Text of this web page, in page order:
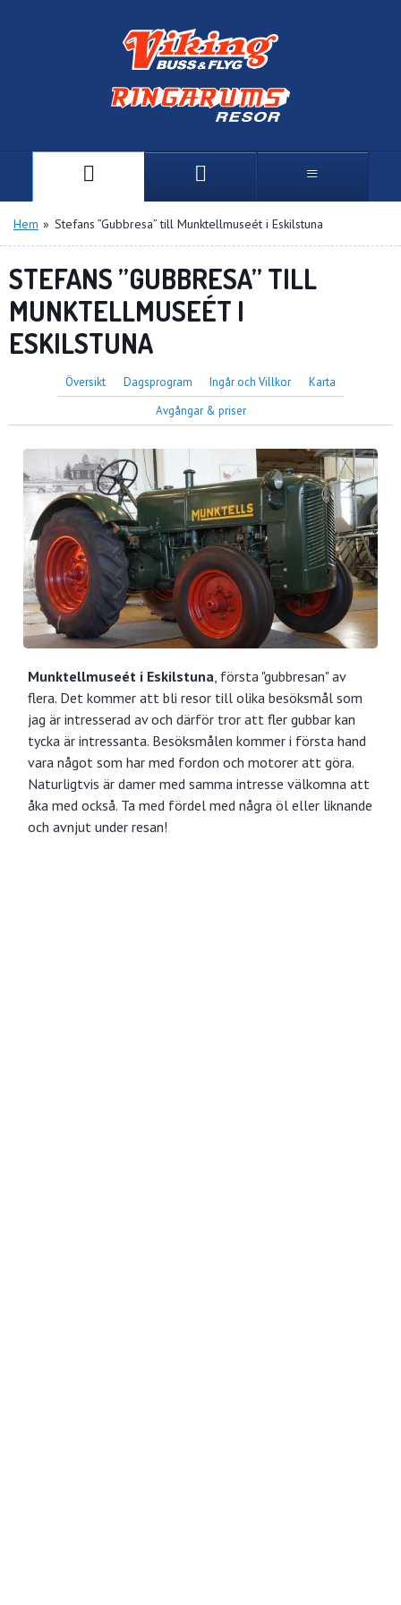
Hem » Stefans ”Gubbresa” till Munktellmuseét i Eskilstuna
STEFANS ”GUBBRESA” TILL
MUNKTELLMUSEÉT I
ESKILSTUNA
Översikt Dagsprogram Ingår och Villkor
Karta
Avgångar & priser
Munktellmuseét i Eskilstuna, första "gubbresan" av
flera. Det kommer att bli resor till olika besöksmål som
jag är intresserad av och därför tror att fler gubbar kan
tycka är intressanta. Besöksmålen kommer i första hand
vara något som har med fordon och motorer att göra.
Naturligtvis är damer med samma intresse välkomna att
åka med också. Ta med fördel med några öl eller liknande
och avnjut under resan!